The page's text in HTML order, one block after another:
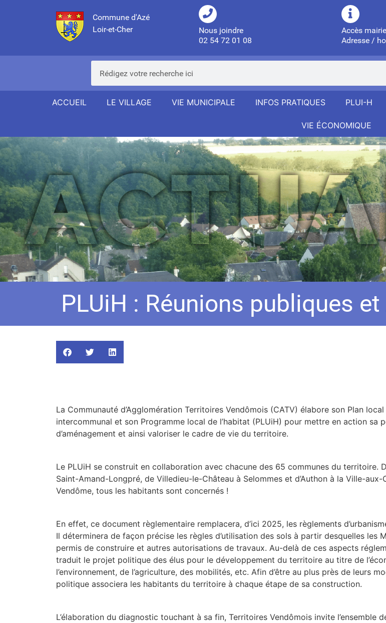
Commune d'Azé
Loir-et-Cher
Nous joindre
02 54 72 01 08
Accès mairie
Adresse /
ACCUEIL LE VILLAGE VIE MUNICIPALE INFOS PRATIQUES PLUI-H
VIE ÉCONOMIQUE
PLUiH : Réunions publiques
La Communauté d’Agglomération Territoires Vendômois (CATV) élabore son Plan local
intercommunal et son Programme local de l’habitat (PLUiH) pour mettre en action sa
d’aménagement et ainsi valoriser le cadre de vie du territoire.
Le PLUiH se construit en collaboration avec chacune des 65 communes du territoire.
Saint-Amand-Longpré, de Villedieu-le-Château à Selommes et d’Authon à la Ville-
Vendôme, tous les habitants sont concernés !
En effet, ce document règlementaire remplacera, d’ici 2025, les règlements
Il déterminera de façon précise les règles d’utilisation des sols à partir desquelles les
permis de construire et autres autorisations de travaux. Au-delà de ces aspects
traduit le projet politique des élus pour le développement du territoire au titre de
l’environnement, de l’agriculture, des mobilités, etc. Afin d’être au plus près de leurs
politique associera les habitants du territoire à chaque étape de sa construction.
L’élaboration du diagnostic touchant à sa fin, Territoires Vendômois invite l’ensemble